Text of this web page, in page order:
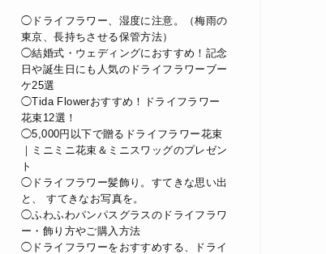
◯ドライフラワー、湿度に注意。（梅雨の
東京、長持ちさせる保管方法）
◯結婚式・ウェディングにおすすめ！記念
日や誕生日にも人気のドライフラワーブー
ケ25選
◯Tida Flowerおすすめ！ドライフラワー
花束12選！
◯5,000円以下で贈るドライフラワー花束
｜ミニミニ花束＆ミニスワッグのプレゼン
ト
◯ドライフラワー髪飾り。すてきな思い出
と、 すてきなお写真を。
◯ふわふわパンパスグラスのドライフラワ
ー・飾り方やご購入方法
◯ドライフラワーをおすすめする、ドライ